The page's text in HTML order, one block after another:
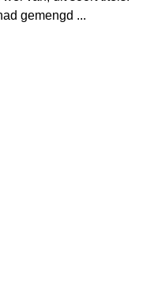
gemengd ...